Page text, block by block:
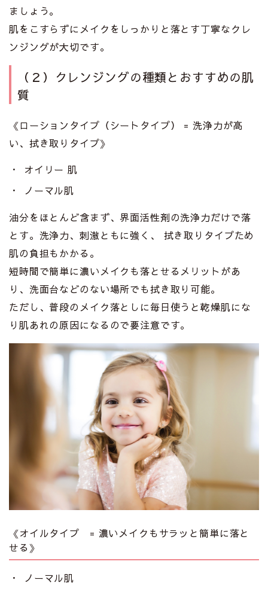
ましょう。
肌をこすらずにメイクをしっかりと落とす丁寧なクレ
ンジングが大切です。
（２）クレンジングの種類とおすすめの肌
質
《ローションタイプ（シートタイプ） = 洗浄力が高
い、拭き取りタイプ》
オイリー 肌
ノーマル肌
油分をほとんど含まず、界面活性剤の洗浄力だけで落
とす。洗浄力、刺激ともに強く、 拭き取りタイプため
肌の負担もかかる。
短時間で簡単に濃いメイクも落とせるメリットがあ
り、洗面台などのない場所でも拭き取り可能。
ただし、普段のメイク落としに毎日使うと乾燥肌にな
り肌あれの原因になるので要注意です。
《オイルタイプ = 濃いメイクもサラッと簡単に落と
せる》
ノーマル肌